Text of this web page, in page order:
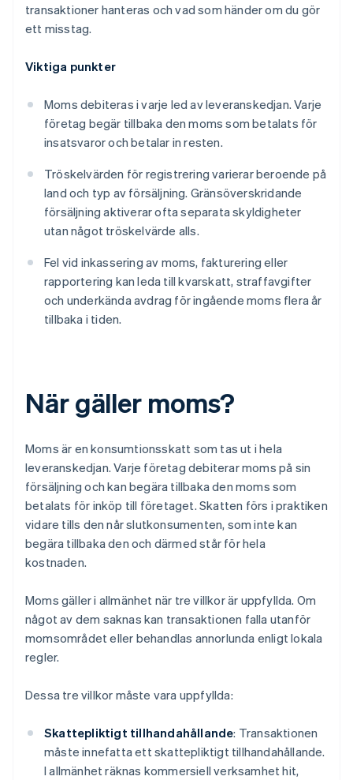
transaktioner hanteras och vad som händer om du gör
ett misstag.
Viktiga punkter
Moms debiteras i varje led av leveranskedjan. Varje
företag begär tillbaka den moms som betalats för
insatsvaror och betalar in resten.
Tröskelvärden för registrering varierar beroende på
land och typ av försäljning. Gränsöverskridande
försäljning aktiverar ofta separata skyldigheter
utan något tröskelvärde alls.
Fel vid inkassering av moms, fakturering eller
rapportering kan leda till kvarskatt, straffavgifter
och underkända avdrag för ingående moms flera år
tillbaka i tiden.
När gäller moms?
Moms är en konsumtionsskatt som tas ut i hela
leveranskedjan. Varje företag debiterar moms på sin
försäljning och kan begära tillbaka den moms som
betalats för inköp till företaget. Skatten förs i praktiken
vidare tills den når slutkonsumenten, som inte kan
begära tillbaka den och därmed står för hela
kostnaden.
Moms gäller i allmänhet när tre villkor är uppfyllda. Om
något av dem saknas kan transaktionen falla utanför
momsområdet eller behandlas annorlunda enligt lokala
regler.
Dessa tre villkor måste vara uppfyllda:
Skattepliktigt tillhandahållande: Transaktionen
måste innefatta ett skattepliktigt tillhandahållande.
I allmänhet räknas kommersiell verksamhet hit,